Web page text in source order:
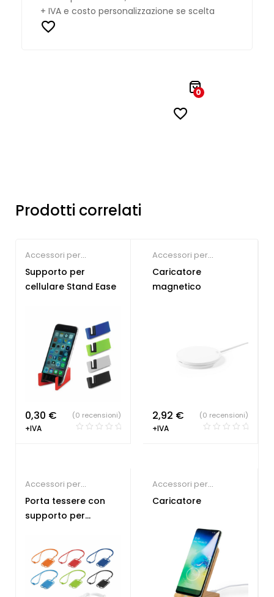
+ IVA e costo personalizzazione se scelta
0
Prodotti correlati
Accessori per
Smartphone,Gadget
economici
Supporto per
cellulare Stand Ease
0,30 €
+IVA
(0 recensioni)
Accessori per
Smartphone
Caricatore
magnetico
2,92 €
+IVA
(0 recensioni)
Accessori per
Smartphone,Gadget
economici
Porta tessere con
supporto per
Accessori per
Smartphone
Caricatore